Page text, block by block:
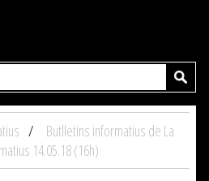
Butlletins informatius de La
14.05.18 (16h)